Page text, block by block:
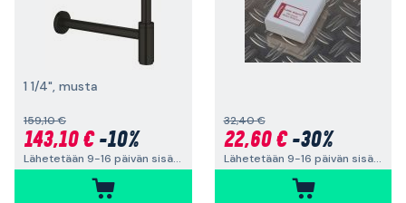
1 1/4", musta
159,10 €
143,10 €-10%
Lähetetään 9-16 päivän sisällä
32,40 €
22,60 €-30%
Lähetetään 9-16 päivän sisällä